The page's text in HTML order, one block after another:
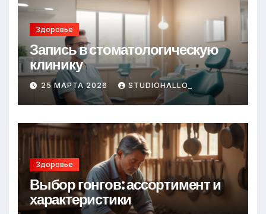
Здоровье
Запись в стоматологическую
клинику
25 МАРТА 2026 STUDIOHALLO_
Здоровье
Выбор гонгов: ассортимент и
характеристики